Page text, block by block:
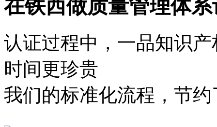
在铁西做质量管理体
认证过程中，一品知识
时间更珍贵
我们的标准化流程，节